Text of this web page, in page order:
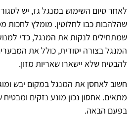
לאחר סיום השימוש במנגל גז, יש
שהלהבות כבו לחלוטין. מומלץ לחכות
שמתחילים לנקות את המנגל, כדי
המנגל בצורה יסודית, כולל את
להבטיח שלא יישארו שאריות מזון.
חשוב לאחסן את המנגל במקום יבש
מתאים. אחסון נכון מונע נזקים
בפעם הבאה.